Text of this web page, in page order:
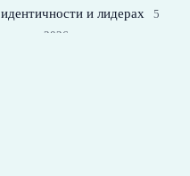
идентичности и лидерах
5
августа, 2026